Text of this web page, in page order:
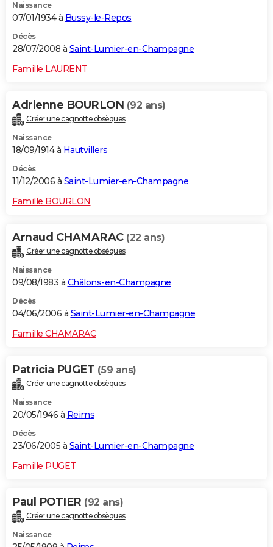
Naissance
07/01/1934 à Bussy-le-Repos
Décès
28/07/2008 à Saint-Lumier-en-Champagne
Famille LAURENT
Adrienne BOURLON (92 ans)
Créer une cagnotte obsèques
Naissance
18/09/1914 à Hautvillers
Décès
11/12/2006 à Saint-Lumier-en-Champagne
Famille BOURLON
Arnaud CHAMARAC (22 ans)
Créer une cagnotte obsèques
Naissance
09/08/1983 à Châlons-en-Champagne
Décès
04/06/2006 à Saint-Lumier-en-Champagne
Famille CHAMARAC
Patricia PUGET (59 ans)
Créer une cagnotte obsèques
Naissance
20/05/1946 à Reims
Décès
23/06/2005 à Saint-Lumier-en-Champagne
Famille PUGET
Paul POTIER (92 ans)
Créer une cagnotte obsèques
Naissance